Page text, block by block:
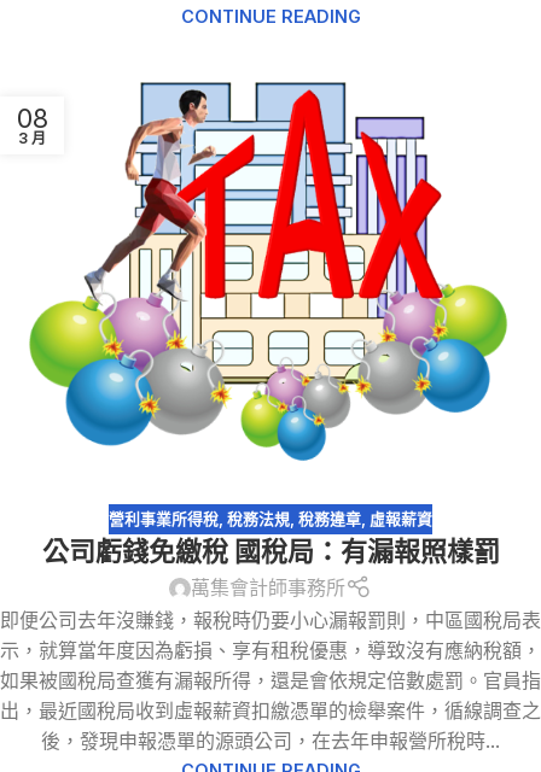
CONTINUE READING
08
3 月
營利事業所得稅 稅務法規 稅務違章 虛報薪資
公司虧錢免繳稅 國稅局：有漏報照樣罰
萬集會計師事務所
即便公司去年沒賺錢，報稅時仍要小心漏報罰則，中區國稅局表
示，就算當年度因為虧損、享有租稅優惠，導致沒有應納稅額，
如果被國稅局查獲有漏報所得，還是會依規定倍數處罰。官員指
出，最近國稅局收到虛報薪資扣繳憑單的檢舉案件，循線調查之
後，發現申報憑單的源頭公司，在去年申報營所稅時...